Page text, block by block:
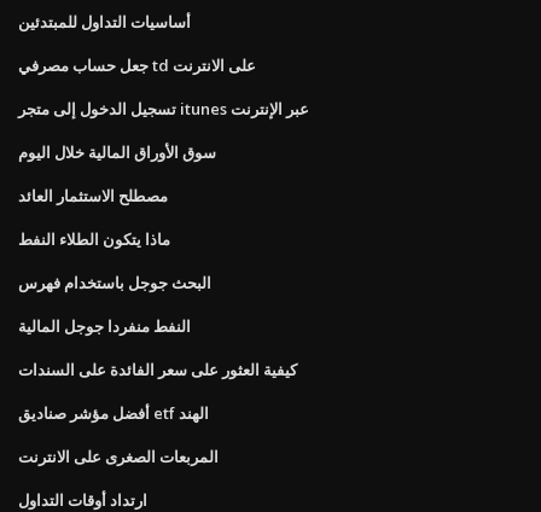
أساسيات التداول للمبتدئين
جعل حساب مصرفي td على الانترنت
تسجيل الدخول إلى متجر itunes عبر الإنترنت
سوق الأوراق المالية خلال اليوم
مصطلح الاستثمار العائد
ماذا يتكون الطلاء النفط
البحث جوجل باستخدام فهرس
النفط منفردا جوجل المالية
كيفية العثور على سعر الفائدة على السندات
أفضل مؤشر صناديق etf الهند
المربعات الصغرى على الانترنت
ارتداد أوقات التداول